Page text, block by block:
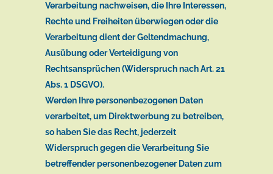
Verarbeitung nachweisen, die Ihre Interessen,
Rechte und Freiheiten überwiegen oder die
Verarbeitung dient der Geltendmachung,
Ausübung oder Verteidigung von
Rechtsansprüchen (Widerspruch nach Art. 21
Abs. 1 DSGVO).
Werden Ihre personenbezogenen Daten
verarbeitet, um Direktwerbung zu betreiben,
so haben Sie das Recht, jederzeit
Widerspruch gegen die Verarbeitung Sie
betreffender personenbezogener Daten zum